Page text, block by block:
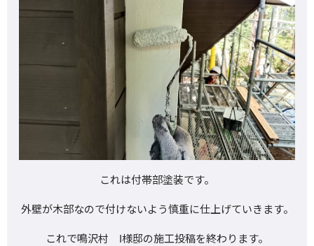
これは付帯部塗装です。
外壁が木部なので付けないよう慎重に仕上げていきます。
これで鳴沢村 I様邸の施工投稿を終わります。